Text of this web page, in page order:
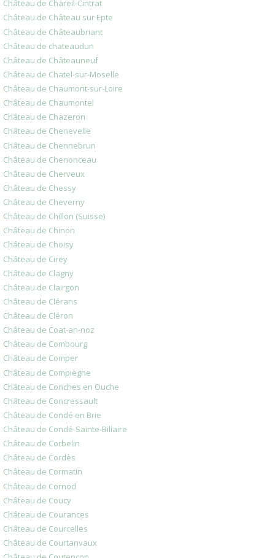
Château de Chareil-Cintrat
Château de Château sur Epte
Château de Châteaubriant
Château de chateaudun
Château de Châteauneuf
Château de Chatel-sur-Moselle
Château de Chaumont-sur-Loire
Château de Chaumontel
Château de Chazeron
Château de Chenevelle
Château de Chennebrun
Château de Chenonceau
Château de Cherveux
Château de Chessy
Château de Cheverny
Château de Chillon (Suisse)
Château de Chinon
Château de Choisy
Château de Cirey
Château de Clagny
Château de Clairgon
Château de Clérans
Château de Cléron
Château de Coat-an-noz
Château de Combourg
Château de Comper
Château de Compiègne
Château de Conches en Ouche
Château de Concressault
Château de Condé en Brie
Château de Condé-Sainte-Biliaire
Château de Corbelin
Château de Cordès
Château de Cormatin
Château de Cornod
Château de Coucy
Château de Courances
Château de Courcelles
Château de Courtanvaux